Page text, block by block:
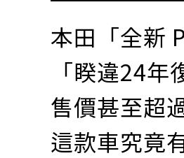
本田「全新
「睽違24
售價甚至超
這款車究竟